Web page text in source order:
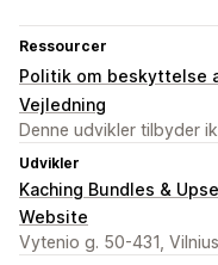
Ressourcer
Politik om beskyttelse
Vejledning
Denne udvikler tilbyder
Udvikler
Kaching Bundles &
Website
Vytenio g. 50-431,